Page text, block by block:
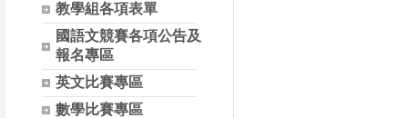
教學組各項表單
國語文競賽各項公告及
報名專區
英文比賽專區
數學比賽專區